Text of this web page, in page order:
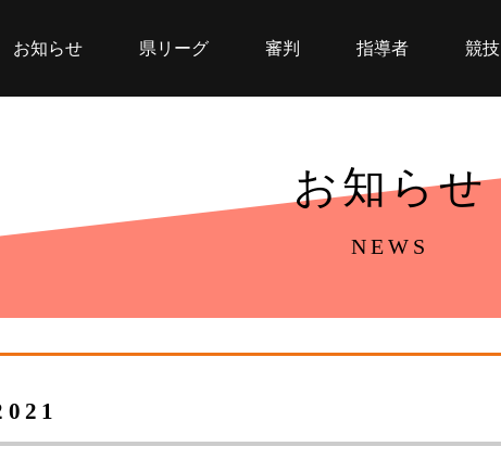
お知らせ 県リーグ 審判 指導者 競技
お知らせ
NEWS